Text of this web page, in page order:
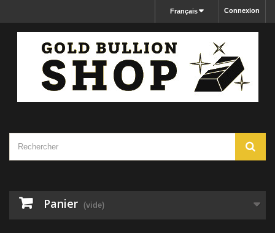
Connexion
Français
Panier (vide)